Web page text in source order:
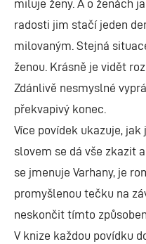
radosti jim stačí jeden
milovaným. Stejná
ženou. Krásně je vidět
Zdánlivě nesmyslné
překvapivý konec.
Více povídek ukazuje,
slovem se dá vše zkazit
se jmenuje Varhany, je
promyšlenou tečku na
neskončit tímto
V knize každou povídku